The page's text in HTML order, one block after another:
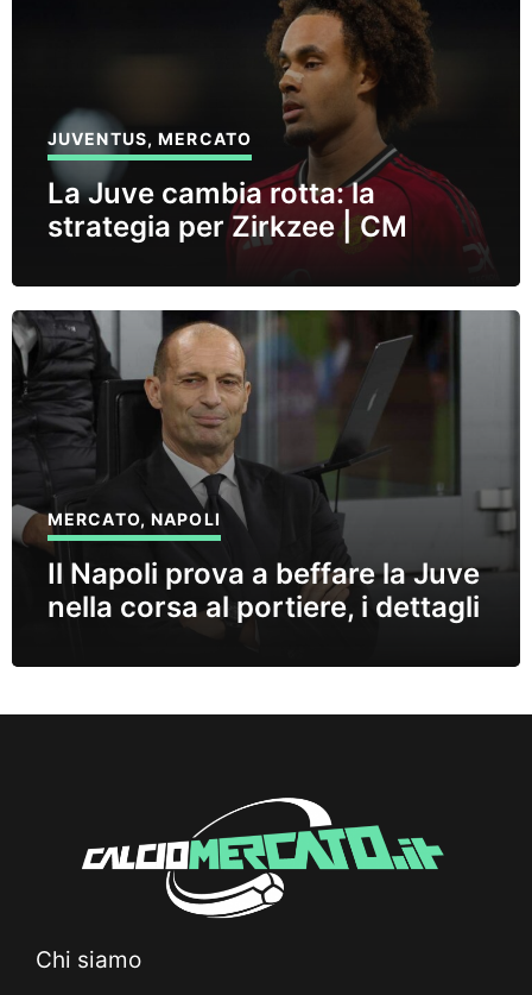
JUVENTUS,MERCATO
La Juve cambia rotta: la
strategia per Zirkzee | CM
MERCATO, NAPOLI
Il Napoli prova a beffare la Juve
nella corsa al portiere, i dettagli
Chi siamo